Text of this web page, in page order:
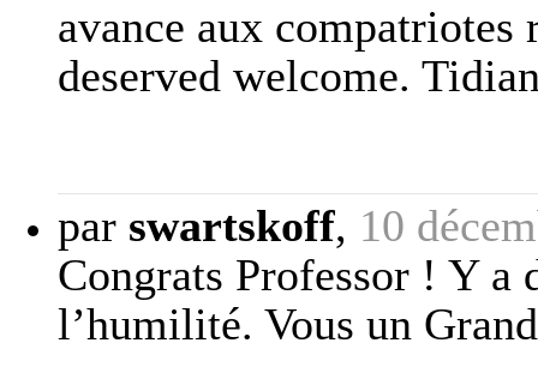
avance aux
deserved welcome.
par swartskoff, 10
Congrats Professor ! Y a
l’humilité. Vous un